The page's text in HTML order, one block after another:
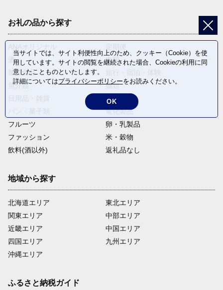
お礼の品から探す
酒
肉類
加工食品
魚介類
麺類
野菜
電化製品
フルーツ
卵・乳製品
ファッション
米・穀物
飲料(酒以外)
返礼品なし
地域から探す
北海道エリア
関東エリア
近畿エリア
四国エリア
沖縄エリア
東北エリア
中部エリア
中国エリア
九州エリア
ふるさと納税ガイド
当サイトでは、サイト利便性向上のため、クッキー（Cookie）を使
用しています。サイトの閲覧を継続された場合、Cookieの利用に同
意したことものといたします。
詳細についてはプライバシーポリシーをお読みください。
OK